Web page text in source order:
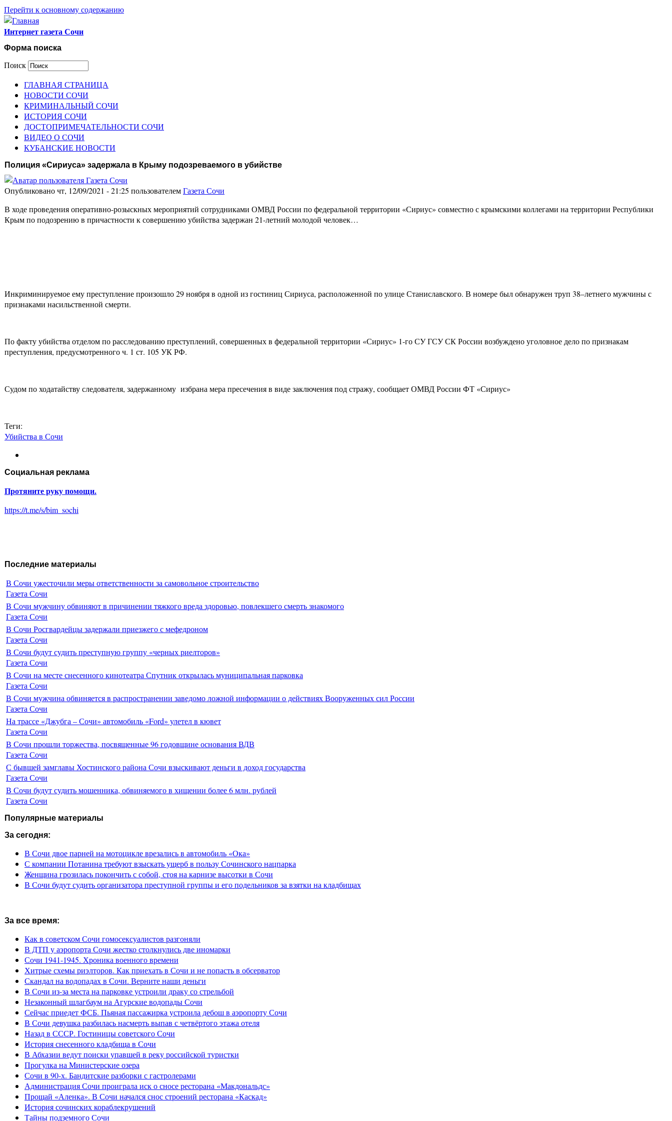
Перейти к основному содержанию
Интернет газета Сочи
Форма поиска
Поиск
ГЛАВНАЯ СТРАНИЦА
НОВОСТИ СОЧИ
КРИМИНАЛЬНЫЙ СОЧИ
ИСТОРИЯ СОЧИ
ДОСТОПРИМЕЧАТЕЛЬНОСТИ СОЧИ
ВИДЕО О СОЧИ
КУБАНСКИЕ НОВОСТИ
Полиция «Сириуса» задержала в Крыму подозреваемого в убийстве
Опубликовано чт, 12/09/2021 - 21:25 пользователемГазета Сочи
В ходе проведения оперативно-розыскных мероприятий сотрудниками ОМВД России по федеральной территории «Сириус» совместно с крымскими коллегами на территории Республики
Крым по подозрению в причастности к совершению убийства задержан 21-летний молодой человек…
Инкриминируемое ему преступление произошло 29 ноября в одной из гостиниц Сириуса, расположенной по улице Станиславского. В номере был обнаружен труп 38–летнего мужчины с
признаками насильственной смерти.
По факту убийства отделом по расследованию преступлений, совершенных в федеральной территории «Сириус» 1-го СУ ГСУ СК России возбуждено уголовное дело по признакам
преступления, предусмотренного ч. 1 ст. 105 УК РФ.
Судом по ходатайству следователя, задержанному избрана мера пресечения в виде заключения под стражу, сообщает ОМВД России ФТ «Сириус»
Теги:
Убийства в Сочи
Социальная реклама
Протяните руку помощи.
https://t.me/s/bim_sochi
Последние материалы
В Сочи ужесточили меры ответственности за самовольное строительство
Газета Сочи
В Сочи мужчину обвиняют в причинении тяжкого вреда здоровью, повлекшего смерть знакомого
Газета Сочи
В Сочи Росгвардейцы задержали приезжего с мефедроном
Газета Сочи
В Сочи будут судить преступную группу «черных риелторов»
Газета Сочи
В Сочи на месте снесенного кинотеатра Спутник открылась муниципальная парковка
Газета Сочи
В Сочи мужчина обвиняется в распространении заведомо ложной информации о действиях Вооруженных сил России
Газета Сочи
На трассе «Джубга – Сочи» автомобиль «Ford» улетел в кювет
Газета Сочи
В Сочи прошли торжества, посвященные 96 годовщине основания ВДВ
Газета Сочи
С бывшей замглавы Хостинского района Сочи взыскивают деньги в доход государства
Газета Сочи
В Сочи будут судить мошенника, обвиняемого в хищении более 6 млн. рублей
Газета Сочи
Популярные материалы
За сегодня:
В Сочи двое парней на мотоцикле врезались в автомобиль «Ока»
С компании Потанина требуют взыскать ущерб в пользу Сочинского нацпарка
Женщина грозилась покончить с собой, стоя на карнизе высотки в Сочи
В Сочи будут судить организатора преступной группы и его подельников за взятки на кладбищах
За все время:
Как в советском Сочи гомосексуалистов разгоняли
В ДТП у аэропорта Сочи жестко столкнулись две иномарки
Сочи 1941-1945. Хроника военного времени
Хитрые схемы риэлторов. Как приехать в Сочи и не попасть в обсерватор
Скандал на водопадах в Сочи. Верните наши деньги
В Сочи из-за места на парковке устроили драку со стрельбой
Незаконный шлагбаум на Агурские водопады Сочи
Сейчас приедет ФСБ. Пьяная пассажирка устроила дебош в аэропорту Сочи
В Сочи девушка разбилась насмерть выпав с четвёртого этажа отеля
Назад в СССР. Гостиницы советского Сочи
История снесенного кладбища в Сочи
В Абхазии ведут поиски упавшей в реку российской туристки
Прогулка на Министерские озера
Сочи в 90-х. Бандитские разборки с гастролерами
Администрация Сочи проиграла иск о сносе ресторана «Макдональдс»
Прощай «Аленка». В Сочи начался снос строений ресторана «Каскад»
История сочинских кораблекрушений
Тайны подземного Сочи